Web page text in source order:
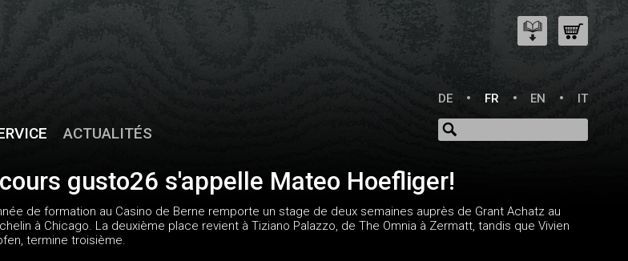
DE
FR EN IT
ACTUALITÉS
gusto26 s'appelle Mateo Hoefliger!
de formation au Casino de Berne remporte un stage de deux semaines auprès de Grant Achatz au
à Chicago. La deuxième place revient à Tiziano Palazzo, de The Omnia à Zermatt, tandis que Vivien
termine troisième.